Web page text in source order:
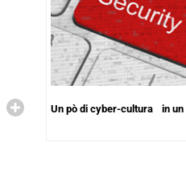
Un pò di cyber-cultura in un